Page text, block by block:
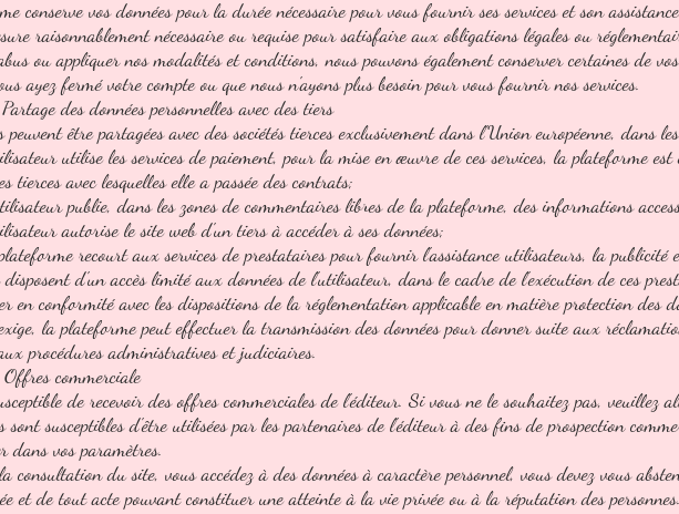
conserve vos données pour la durée nécessaire pour vous fournir ses services et son
raisonnablement nécessaire ou requise pour satisfaire aux obligations légales ou
ou appliquer nos modalités et conditions, nous pouvons également conserver certaines de
ayez fermé votre compte ou que nous n'ayons plus besoin pour vous fournir nos services.
des données personnelles avec des tiers
peuvent être partagées avec des sociétés tierces exclusivement dans l'Union européenne, dans
utilise les services de paiement, pour la mise en œuvre de ces services, la plateforme est
tierces avec lesquelles elle a passée des contrats;
publie, dans les zones de commentaires libres de la plateforme, des informations
autorise le site web d'un tiers à accéder à ses données;
recourt aux services de prestataires pour fournir l'assistance utilisateurs, la publicité
d'un accès limité aux données de l'utilisateur, dans le cadre de l'exécution de ces
en conformité avec les dispositions de la réglementation applicable en matière protection des
la plateforme peut effectuer la transmission des données pour donner suite aux
procédures administratives et judiciaires.
commerciale
de recevoir des offres commerciales de l'éditeur. Si vous ne le souhaitez pas, veuillez
sont susceptibles d'être utilisées par les partenaires de l'éditeur à des fins de prospection
dans vos paramètres.
consultation du site, vous accédez à des données à caractère personnel, vous devez vous
et de tout acte pouvant constituer une atteinte à la vie privée ou à la réputation des